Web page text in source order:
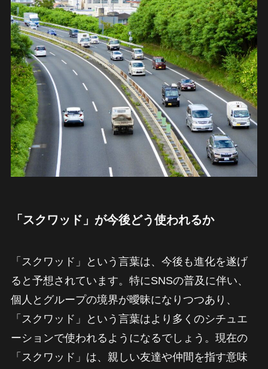
「スクワッド」が今後どう使われるか
「スクワッド」という言葉は、今後も進化を遂げ
ると予想されています。特にSNSの普及に伴い、
個人とグループの境界が曖昧になりつつあり、
「スクワッド」という言葉はより多くのシチュエ
ーションで使われるようになるでしょう。現在の
「スクワッド」は、親しい友達や仲間を指す意味